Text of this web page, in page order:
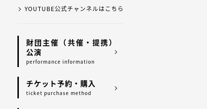
YOUTUBE公式チャンネルはこちら
財団主催（共催・提携）
公演
performance information
チケット予約・購入
ticket purchase method